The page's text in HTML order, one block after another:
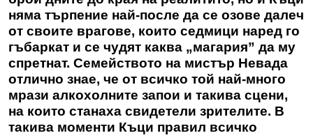
няма търпение най-после да се озове далеч
от своите врагове, които седмици наред го
гъбаркат и се чудят каква „магария” да му
спретнат. Семейството на мистър Невада
отлично знае, че от всичко той най-много
мрази алкохолните запои и такива сцени,
на които станаха свидетели зрителите. В
такива моменти Къци правил всичко